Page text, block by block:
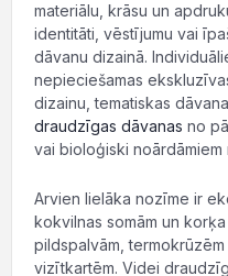
materiālu, krāsu un
identitāti, vēstījumu vai
dāvanu dizainā.
nepieciešamas
dizainu, tematiskas
draudzīgas dāvanas no
vai bioloģiski noārdāmiem
Arvien lielāka nozīme ir
kokvilnas somām un
pildspalvām,
vizītkartēm. Videi